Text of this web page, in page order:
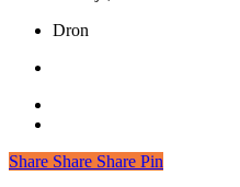
Dron
Share Share Share Pin